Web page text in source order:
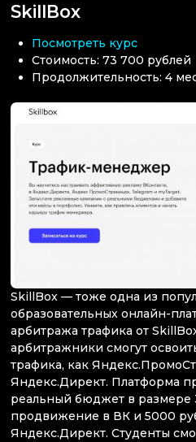
SkillBox
Посмотреть курс
Стоимость: 73 700 рублей
Продолжительность: 4
SkillBox — тоже одна из
образовательных онлайн-
арбитража трафика от
арбитражники смогут
трафика, как
Яндекс.Директ. Платформа
реальный бюджет в размере
продвижение в ВК и 5000
Яндекс.Директ. Студенты